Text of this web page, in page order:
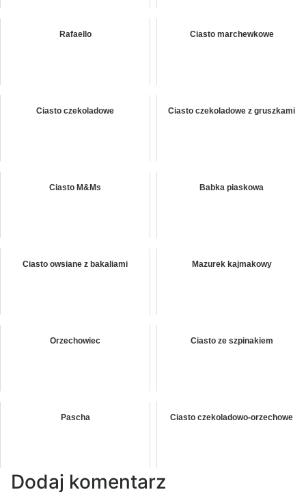
Rafaello Ciasto marchewkowe
Ciasto czekoladowe Ciasto czekoladowe z gruszkami
Ciasto M&Ms Babka piaskowa
Ciasto owsiane z bakaliami Mazurek kajmakowy
Orzechowiec Ciasto ze szpinakiem
Pascha Ciasto czekoladowo-orzechowe
Dodaj komentarz